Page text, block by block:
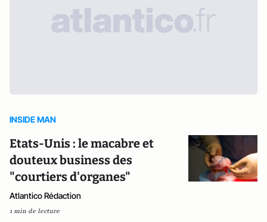
INSIDE MAN
Etats-Unis : le macabre et
douteux business des
"courtiers d'organes"
Atlantico Rédaction
1 min de lecture